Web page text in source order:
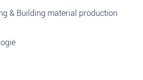
& Building material production